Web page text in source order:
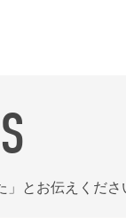
とお伝えくださ